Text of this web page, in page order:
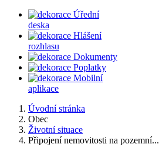
Úřední
deska
Hlášení
rozhlasu
Dokumenty
Poplatky
Mobilní
aplikace
Úvodní stránka
Obec
Životní situace
Připojení nemovitosti na pozemní...